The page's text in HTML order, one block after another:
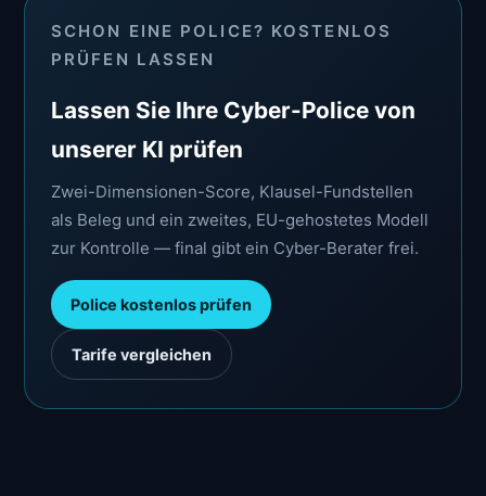
SCHON EINE POLICE? KOSTENLOS
PRÜFEN LASSEN
Lassen Sie Ihre Cyber-Police von
unserer KI prüfen
Zwei-Dimensionen-Score, Klausel-Fundstellen
als Beleg und ein zweites, EU-gehostetes Modell
zur Kontrolle — final gibt ein Cyber-Berater frei.
Police kostenlos prüfen
Tarife vergleichen